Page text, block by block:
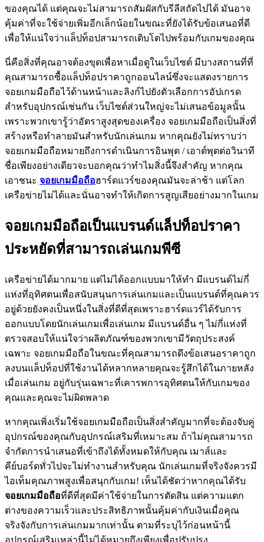
ของคุณได้ แต่คุณจะไม่สามารถสัมผัสกับรีลีสถัดไปได้ มันอาจ
คุ้มค่าที่จะใช้จ่ายเพิ่มอีกเล็กน้อยในขณะที่ยังได้รับข้อเสนอที่ดี
เพื่อให้แน่ใจว่าแล็ปท็อปสามารถเติบโตไปพร้อมกับเกมของคุณ
นี่คือสิ่งที่คุณอาจต้องขุดเพื่อหาเมื่อดูในเว็บไซต์ มีบางสถานที่ที่
คุณสามารถซื้อแล็ปท็อปราคาถูกออนไลน์ซึ่งจะแสดงรายการ
จอยเกมมือถือไว้ด้านหน้าและลิงก์ไปยังตัวเลือกการอัปเกรด
สำหรับอุปกรณ์เช่นกัน เว็บไซต์ส่วนใหญ่จะไม่เสนอข้อมูลนั้น
เพราะพวกเขารู้ว่าอัตราสูงสุดของเครื่อง จอยเกมมือถือเป็นสิ่งที่
สร้างหรือทำลายมันสำหรับนักเล่นเกม หากคุณยังไม่ทราบว่า
จอยเกมมือถือหมายถึงการดำเนินการอินพุต / เอาต์พุตต่อวินาที
ชื่อเพียงอย่างเดียวจะบอกคุณว่าทำไมสิ่งนี้จึงสำคัญ หากคุณ
เอาชนะ จอยเกมมือถือฮาร์ดแวร์ของคุณมันจะล่าช้า แต่โลก
เครือข่ายไม่ได้และนั่นอาจทำให้เกิดการสูญเสียอย่างมากในเกม
จอยเกมมือถือเป็นแบรนด์แล็ปท็อปราคา
ประหยัดที่สามารถเล่นเกมพีซี
เครือข่ายได้มากมาย แต่ไม่ได้ออกแบบมาให้ทำ มีแบรนด์ไม่กี่
แห่งที่อุทิศตนเพื่อสนับสนุนการเล่นเกมและเป็นแบรนด์ที่คุณควร
อยู่ด้วยยังคงเป็นหนึ่งในสิ่งที่ดีที่สุดเพราะฮาร์ดแวร์ได้รับการ
ออกแบบโดยนักเล่นเกมเพื่อเล่นเกม มีแบรนด์อื่น ๆ ไม่กี่แห่งที่
ตรวจสอบให้แน่ใจว่าผลิตภัณฑ์ของพวกเขามีวัตถุประสงค์
เฉพาะ จอยเกมมือถือในขณะที่คุณสามารถดึงข้อเสนอราคาถูก
ลงบนแล็ปท็อปที่ใช้งานได้หลากหลายคุณจะรู้สึกได้ในภายหลัง
เมื่อเล่นเกม อยู่กับรุ่นเฉพาะที่เคารพการอุทิศตนให้กับเกมของ
คุณและคุณจะไม่ผิดพลาด
หากคุณเพิ่งเริ่มใช้จอยเกมมือถือเป็นสิ่งสำคัญมากที่จะต้องจับคู่
อุปกรณ์ของคุณกับอุปกรณ์เสริมที่เหมาะสม ถ้าไม่คุณสามารถ
จำกัดการนำเสนอที่เข้าถึงได้ทั้งหมดให้กับคุณ เมาส์และ
คีย์บอร์ดทั่วไปจะไม่ทำงานสำหรับคุณ นักเล่นเกมที่จริงจังควรมี
ไอเท็มคุณภาพสูงเพื่อสนุกกับเกม! เห็นได้ชัดว่าหากคุณได้รับ
จอยเกมมือถือที่ดีที่สุดมีค่าใช้จ่ายในการตัดสิน แต่ความแตก
ต่างของความเร็วและประสิทธิภาพนั้นคุ้มค่ากับเงินเมื่อคุณ
จริงจังกับการเล่นเกมมากเท่านั้น ตามที่ระบุไว้ก่อนหน้านี้
อุปกรณ์เสริมเหล่านี้ไม่ได้หมายถึงเพียงเพื่อปรับปรุง